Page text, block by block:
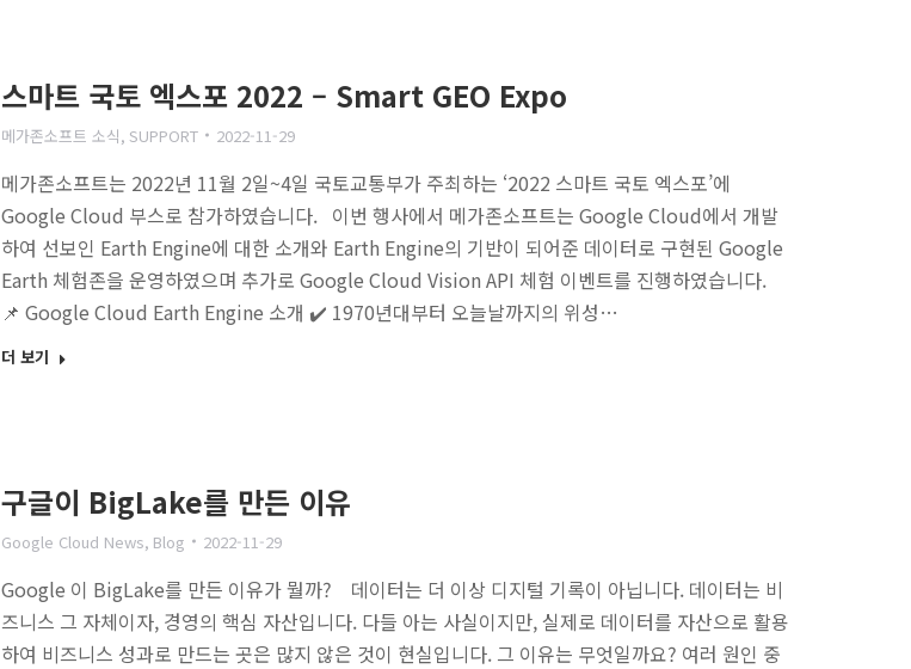
스마트 국토 엑스포 2022 – Smart GEO Expo
메가존소프트 소식, SUPPORT 2022-11-29
메가존소프트는 2022년 11월 2일~4일 국토교통부가 주최하는 ‘2022 스마트 국토 엑스포’에
Google Cloud 부스로 참가하였습니다. 이번 행사에서 메가존소프트는 Google Cloud에서 개발
하여 선보인 Earth Engine에 대한 소개와 Earth Engine의 기반이 되어준 데이터로 구현된 Google
Earth 체험존을 운영하였으며 추가로 Google Cloud Vision API 체험 이벤트를 진행하였습니다.
📌 Google Cloud Earth Engine 소개 ✔️ 1970년대부터 오늘날까지의 위성…
더 보기
구글이 BigLake를 만든 이유
Google Cloud News, Blog 2022-11-29
Google 이 BigLake를 만든 이유가 뭘까? 데이터는 더 이상 디지털 기록이 아닙니다. 데이터는 비
즈니스 그 자체이자, 경영의 핵심 자산입니다. 다들 아는 사실이지만, 실제로 데이터를 자산으로 활용
하여 비즈니스 성과로 만드는 곳은 많지 않은 것이 현실입니다. 그 이유는 무엇일까요? 여러 원인 중